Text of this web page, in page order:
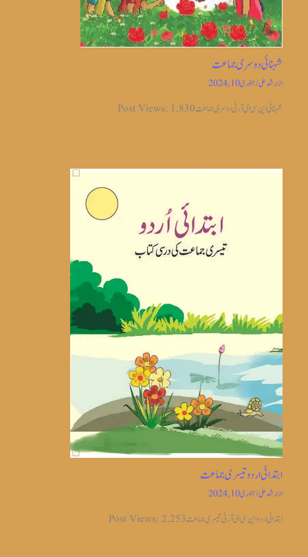
شہنائی دوسری جماعت
ازارشد علی/جنوری 10, 2024
شہنائی این سی ای آر ٹی دوسری جماعت Post Views: 1,830
ابتدائی اردو تیسری جماعت
ازارشد علی/جنوری 10, 2024
ابتدائی اردو این سی ای آر ٹی تیسری جماعت Post Views: 2,253